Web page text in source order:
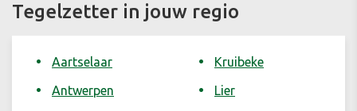
Tegelzetter in jouw regio
Aartselaar
Antwerpen
Kruibeke
Lier